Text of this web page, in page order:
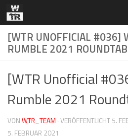
Zum Inhalt springen
[WTR UNOFFICIAL #036]
RUMBLE 2021
[WTR Unofficial
Rumble 2021
VONWTR_TEAM · VERÖFFENTLICHT5.
5. FEBRUAR 2021